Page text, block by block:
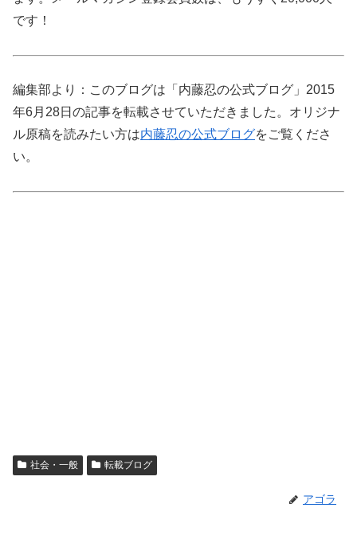
です！
編集部より：このブログは「内藤忍の公式ブログ」2015
年6月28日の記事を転載させていただきました。オリジナ
ル原稿を読みたい方は内藤忍の公式ブログをご覧くださ
い。
社会・一般 転載ブログ
アゴラ